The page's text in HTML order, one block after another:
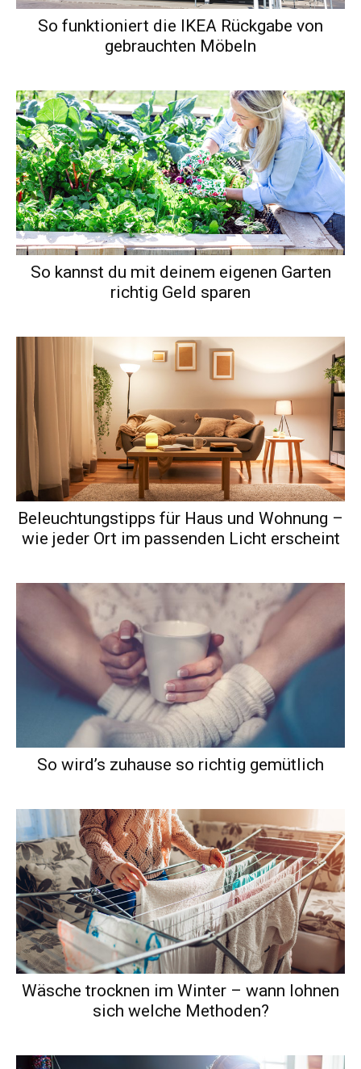
So funktioniert die IKEA Rückgabe von
gebrauchten Möbeln
So kannst du mit deinem eigenen Garten
richtig Geld sparen
Beleuchtungstipps für Haus und Wohnung –
wie jeder Ort im passenden Licht erscheint
So wird’s zuhause so richtig gemütlich
Wäsche trocknen im Winter – wann lohnen
sich welche Methoden?